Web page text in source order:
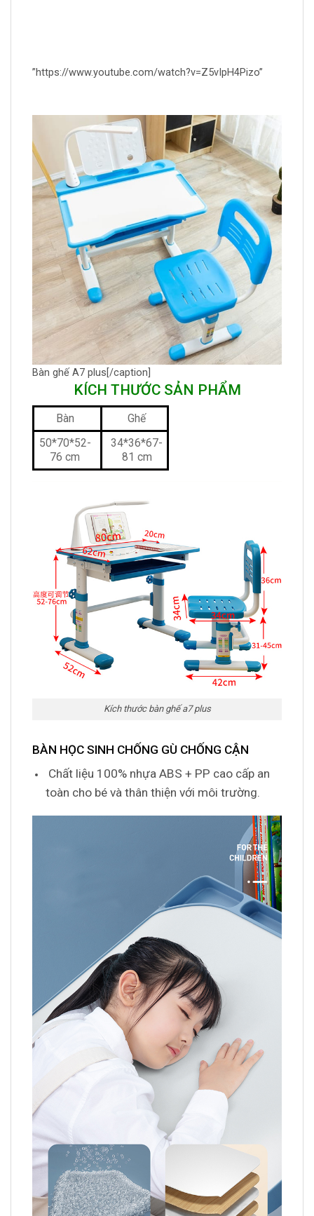
”https://www.youtube.com/watch?v=Z5vIpH4Pizo”
Bàn ghế A7 plus[/caption]
KÍCH THƯỚC SẢN PHẨM
Bàn
Ghế
50*70*52-
76 cm
34*36*67-
81 cm
Kích thước bàn ghế a7 plus
BÀN HỌC SINH CHỐNG GÙ CHỐNG CẬN
Chất liệu 100% nhựa ABS + PP cao cấp an
toàn cho bé và thân thiện với môi trường.